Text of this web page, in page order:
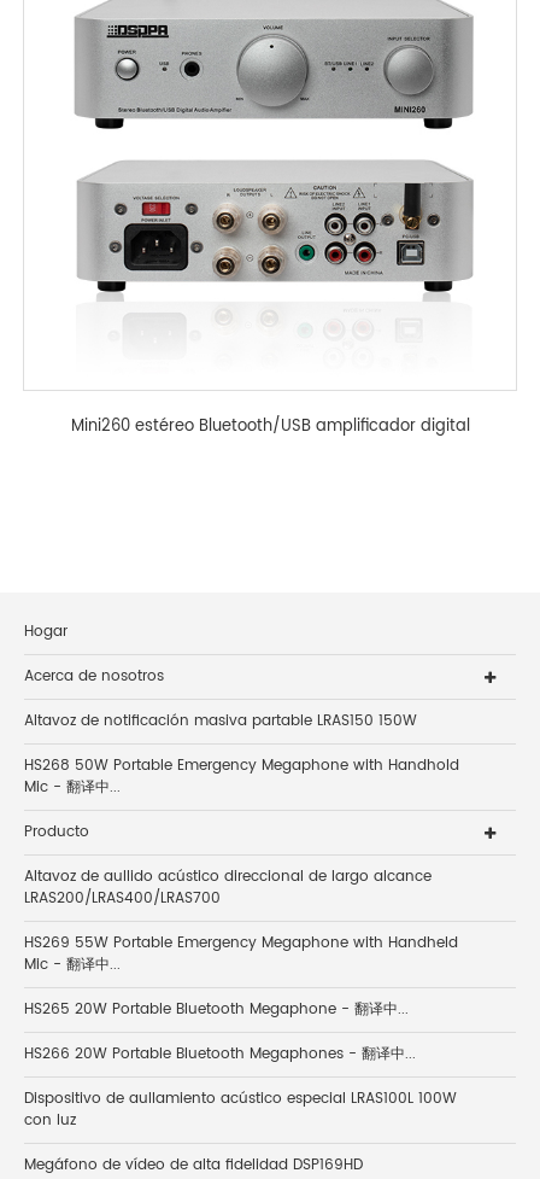
Mini260 estéreo Bluetooth/USB amplificador digital
Hogar
Acerca de nosotros
Altavoz de notificación masiva partable LRAS150 150W
HS268 50W Portable Emergency Megaphone with Handhold
Mic - 翻译中...
Producto
Altavoz de aullido acústico direccional de largo alcance
LRAS200/LRAS400/LRAS700
HS269 55W Portable Emergency Megaphone with Handheld
Mic - 翻译中...
HS265 20W Portable Bluetooth Megaphone - 翻译中...
HS266 20W Portable Bluetooth Megaphones - 翻译中...
Dispositivo de aullamiento acústico especial LRAS100L 100W
con luz
Megáfono de vídeo de alta fidelidad DSP169HD